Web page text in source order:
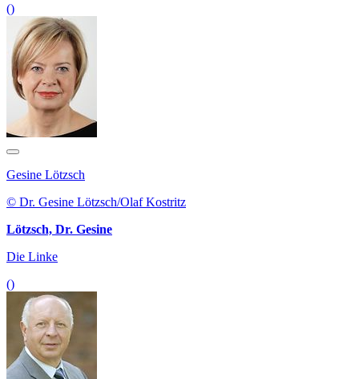
()
Gesine Lötzsch
© Dr. Gesine Lötzsch/Olaf Kostritz
Lötzsch, Dr. Gesine
Die Linke
()